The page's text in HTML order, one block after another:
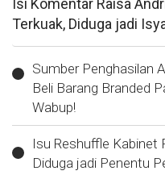
Isi Komentar Raisa
Terkuak, Diduga jadi
Sumber Penghasilan
Beli Barang Branded
Wabup!
Isu Reshuffle
Diduga jadi Penentu